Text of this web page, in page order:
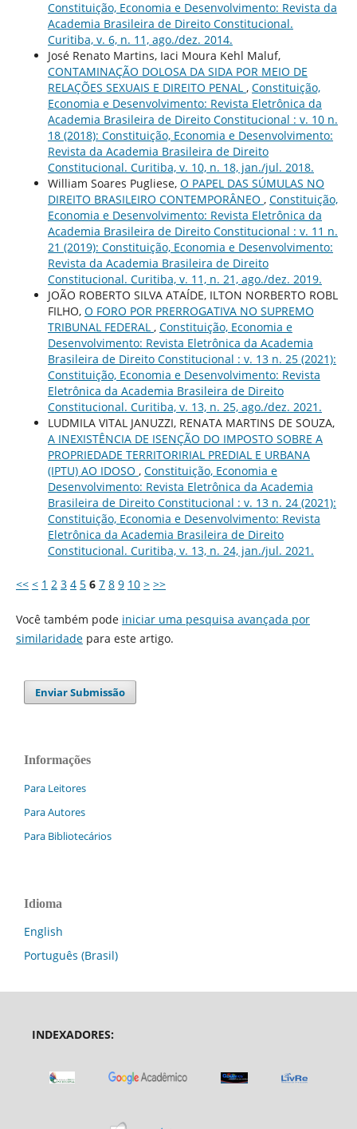
Constituição, Economia e Desenvolvimento: Revista da
Academia Brasileira de Direito Constitucional.
Curitiba, v. 6, n. 11, ago./dez. 2014.
José Renato Martins, Iaci Moura Kehl Maluf,
CONTAMINAÇÃO DOLOSA DA SIDA POR MEIO DE
RELAÇÕES SEXUAIS E DIREITO PENAL , Constituição,
Economia e Desenvolvimento: Revista Eletrônica da
Academia Brasileira de Direito Constitucional : v. 10 n.
18 (2018): Constituição, Economia e Desenvolvimento:
Revista da Academia Brasileira de Direito
Constitucional. Curitiba, v. 10, n. 18, jan./jul. 2018.
William Soares Pugliese, O PAPEL DAS SÚMULAS NO
DIREITO BRASILEIRO CONTEMPORÂNEO , Constituição,
Economia e Desenvolvimento: Revista Eletrônica da
Academia Brasileira de Direito Constitucional : v. 11 n.
21 (2019): Constituição, Economia e Desenvolvimento:
Revista da Academia Brasileira de Direito
Constitucional. Curitiba, v. 11, n. 21, ago./dez. 2019.
JOÃO ROBERTO SILVA ATAÍDE, ILTON NORBERTO ROBL
FILHO, O FORO POR PRERROGATIVA NO SUPREMO
TRIBUNAL FEDERAL , Constituição, Economia e
Desenvolvimento: Revista Eletrônica da Academia
Brasileira de Direito Constitucional : v. 13 n. 25 (2021):
Constituição, Economia e Desenvolvimento: Revista
Eletrônica da Academia Brasileira de Direito
Constitucional. Curitiba, v. 13, n. 25, ago./dez. 2021.
LUDMILA VITAL JANUZZI, RENATA MARTINS DE SOUZA,
A INEXISTÊNCIA DE ISENÇÃO DO IMPOSTO SOBRE A
PROPRIEDADE TERRITORIRIAL PREDIAL E URBANA
(IPTU) AO IDOSO , Constituição, Economia e
Desenvolvimento: Revista Eletrônica da Academia
Brasileira de Direito Constitucional : v. 13 n. 24 (2021):
Constituição, Economia e Desenvolvimento: Revista
Eletrônica da Academia Brasileira de Direito
Constitucional. Curitiba, v. 13, n. 24, jan./jul. 2021.
<< < 1 2 3 4 5 6 7 8 9 10 > >>
Você também pode iniciar uma pesquisa avançada por
similaridadepara este artigo.
Enviar Submissão
Informações
Para Leitores
Para Autores
Para Bibliotecários
Idioma
English
Português (Brasil)
INDEXADORES: